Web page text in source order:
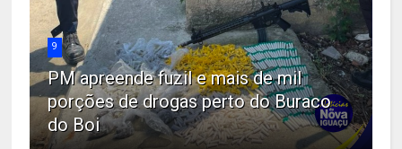
9
PM apreende fuzil e mais de mil
porções de drogas perto do Buraco
do Boi